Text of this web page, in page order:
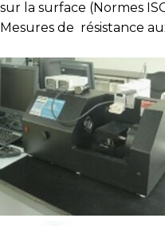
sur la surface (Normes
Mesures de résistance